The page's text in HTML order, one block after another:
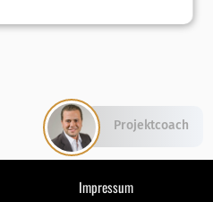
Impressum
Projektcoach